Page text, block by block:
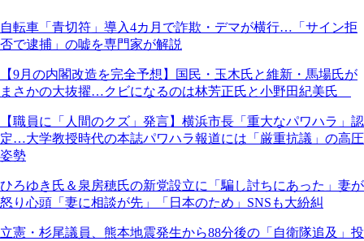
自転車「青切符」導入4カ月で詐欺・デマが横行…「サイン拒
否で逮捕」の嘘を専門家が解説
【9月の内閣改造を完全予想】国民・玉木氏と維新・馬場氏が
まさかの大抜擢…クビになるのは林芳正氏と小野田紀美氏
【職員に「人間のクズ」発言】横浜市長「重大なパワハラ」認
定…大学教授時代の本誌パワハラ報道には「厳重抗議」の高圧
姿勢
ひろゆき氏＆泉房穂氏の新党設立に「騙し討ちにあった」妻が
怒り心頭「妻に相談が先」「日本のため」SNSも大紛糾
立憲・杉尾議員、熊本地震発生から88分後の「自衛隊追及」投